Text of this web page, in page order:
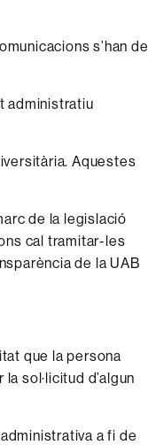
s’han de
administratiu
Aquestes
de la legislació
cal tramitar-les
de la UAB
que la persona
sol·licitud d’algun
a fi de